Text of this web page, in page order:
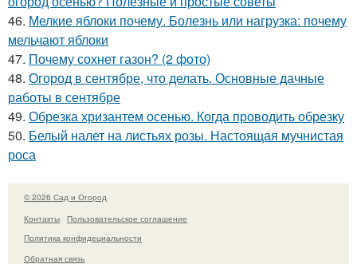
46. Мелкие яблоки почему. Болезнь или нагрузка: почему
мельчают яблоки
47. Почему сохнет газон? (2 фото)
48. Огород в сентябре, что делать. Основные дачные
работы в сентябре
49. Обрезка хризантем осенью. Когда проводить обрезку
50. Белый налет на листьях розы. Настоящая мучнистая
роса
© 2026 Сад и Огород
Контакты
Пользовательское соглашение
Политика конфидециальности
Обратная связь